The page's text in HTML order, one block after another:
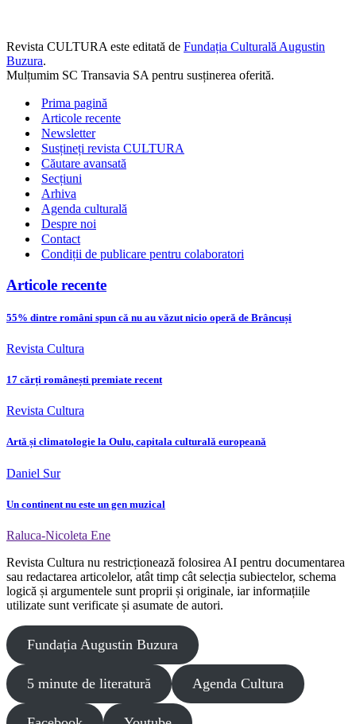
Revista CULTURA este editată de Fundația Culturală Augustin
Buzura.
Mulțumim SC Transavia SA pentru susținerea oferită.
Prima pagină
Articole recente
Newsletter
Susțineți revista CULTURA
Căutare avansată
Secțiuni
Arhiva
Agenda culturală
Despre noi
Contact
Condiții de publicare pentru colaboratori
Articole recente
55% dintre români spun că nu au văzut nicio operă de Brâncuși
Revista Cultura
17 cărți românești premiate recent
Revista Cultura
Artă și climatologie la Oulu, capitala culturală europeană
Daniel Sur
Un continent nu este un gen muzical
Raluca-Nicoleta Ene
Revista Cultura nu restricționează folosirea AI pentru documentarea
sau redactarea articolelor, atât timp cât selecția subiectelor, schema
logică și argumentele sunt proprii și originale, iar informațiile
utilizate sunt verificate și asumate de autori.
Fundația Augustin Buzura
5 minute de literatură Agenda Cultura